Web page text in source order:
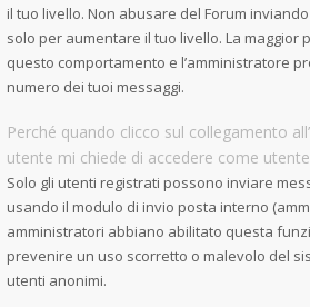
il tuo livello. Non abusare del Forum
solo per aumentare il tuo livello. La maggior
questo comportamento e l’amministratore
numero dei tuoi messaggi.
Perché quando clicco sul collegamento
utente mi chiede di accedere come
Solo gli utenti registrati possono inviare
usando il modulo di invio posta interno
amministratori abbiano abilitato questa
prevenire un uso scorretto o malevolo del
utenti anonimi.